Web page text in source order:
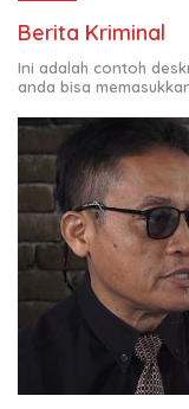
Berita Kriminal
Ini adalah contoh
anda bisa